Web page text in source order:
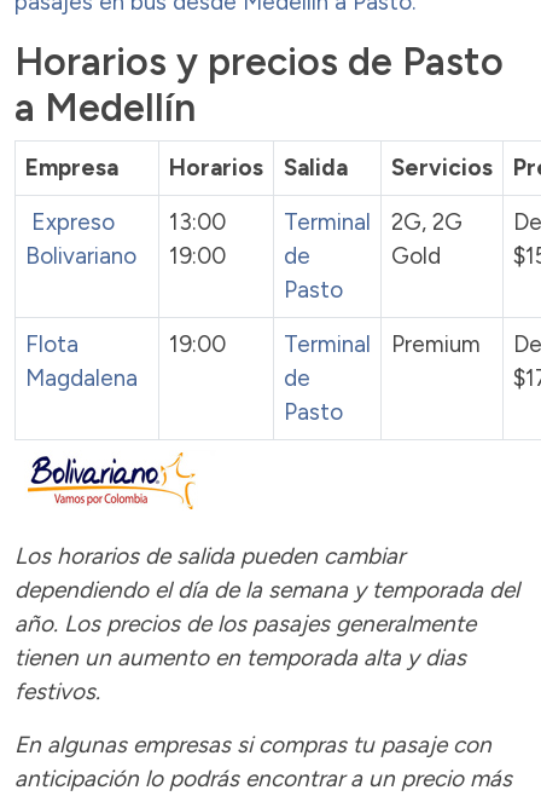
Horarios y precios de Pasto
a Medellín
Empresa Horarios Salida Servicios
Expreso
Bolivariano
13:00
19:00
Terminal
de
Pasto
2G, 2G
Gold
Flota
Magdalena
19:00
Terminal
de
Pasto
Premium
Los horarios de salida pueden cambiar
dependiendo el día de la semana y temporada del
año. Los precios de los pasajes generalmente
tienen un aumento en temporada alta y dias
festivos.
En algunas empresas si compras tu pasaje con
anticipación lo podrás encontrar a un precio más